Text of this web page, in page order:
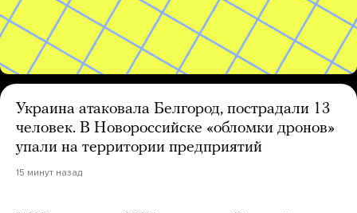
Украина атаковала Белгород, пострадали 13
человек. В Новороссийске «обломки дронов»
упали на территории предприятий
15 минут назад